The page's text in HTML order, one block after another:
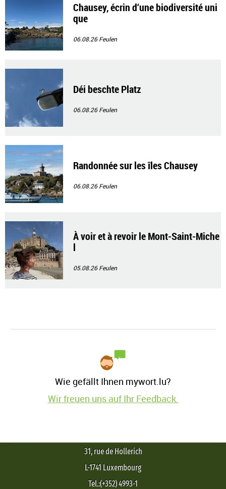
Chausey, écrin d‘une biodiversité uni
que
06.08.26Feulen
Déi beschte Platz
06.08.26Feulen
Randonnée sur les îles Chausey
06.08.26Feulen
À voir et à revoir le Mont-Saint-Miche
l
05.08.26Feulen
Wie gefällt Ihnen mywort.lu?
Wir freuen uns auf Ihr Feedback.
31, rue de Hollerich
L-1741 Luxembourg
Tel.:(+352) 4993-1